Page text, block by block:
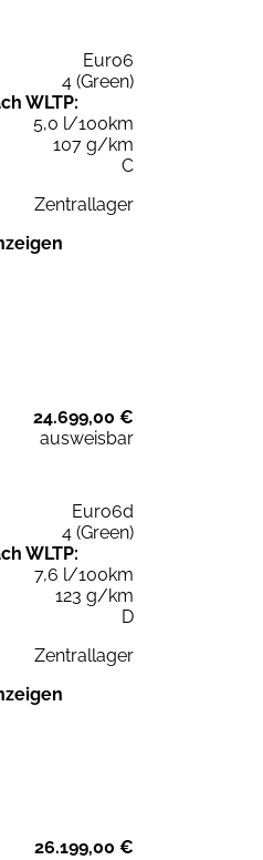
Euro6
4 (Green)
WLTP:
5,0 l/100km
107 g/km
C
Zentrallager
24.699,00 €
ausweisbar
Euro6d
4 (Green)
WLTP:
7,6 l/100km
123 g/km
D
Zentrallager
26.199,00 €